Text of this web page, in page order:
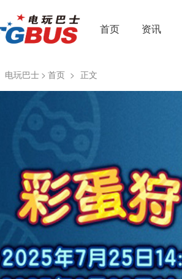
首页 资讯
电玩巴士 > 首页 > 正文